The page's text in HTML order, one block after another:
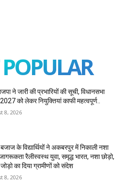
ने जारी की प्रभारियों की सूची, विधानसभा
को लेकर नियुक्तियां काफी महत्वपूर्ण..
8, 2026
के विद्यार्थियों ने अकबरपुर में निकाली नशा
रैलीस्वस्थ युवा, समृद्ध भारत, नशा छोड़ो,
का दिया ग्रामीणों को संदेश
8, 2026